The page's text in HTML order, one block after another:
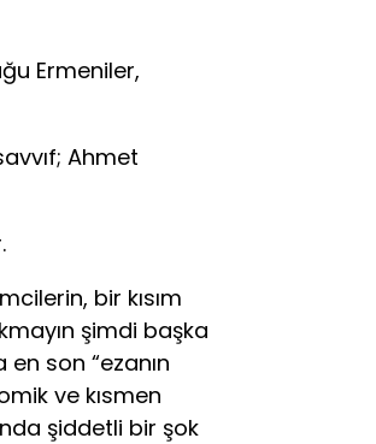
Ermeniler,
Ahmet
bir kısım
şimdi başka
son “ezanın
ve kısmen
şiddetli bir şok